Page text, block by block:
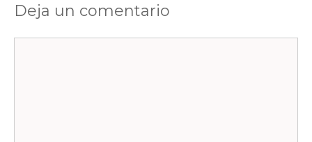
Deja un comentario